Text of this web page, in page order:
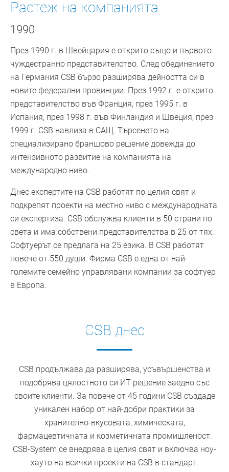
Растеж на компанията
1990
През 1990 г. в Швейцария е открито също и първото
чуждестранно представителство. След обединението
на Германия CSB бързо разширява дейността си в
новите федерални провинции. През 1992 г. е открито
представителство във Франция, през 1995 г. в
Испания, през 1998 г. във Финландия и Швеция, през
1999 г. CSB навлиза в САЩ. Търсенето на
специализирано браншово решение довежда до
интензивното развитие на компанията на
международно ниво.
Днес експертите на CSB работят по целия свят и
подкрепят проекти на местно ниво с международната
си експертиза. CSB обслужва клиенти в 50 страни по
света и има собствени представителства в 25 от тях.
Софтуерът се предлага на 25 езика. В CSB работят
повече от 550 души. Фирма CSB е една от най-
големите семейно управлявани компании за софтуер
в Европа.
CSB днес
CSB продължaва да разширява, усъвършенства и
подобрява цялостното си ИТ решение заедно със
своите клиенти. За повече от 45 години CSB създаде
уникален набор от най-добри практики за
хранително-вкусовата, химическата,
фармацевтичната и козметичната промишленост.
CSB-System се внедрява в целия свят и включва ноу-
хауто на всички проекти на CSB в стандарт.